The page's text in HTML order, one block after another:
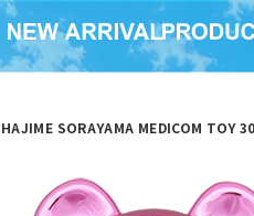
SORAYAMA MEDICOM TOY